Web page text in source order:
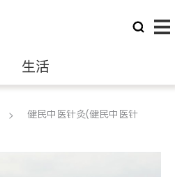
生活
律师
健民中医针灸(健民中医针